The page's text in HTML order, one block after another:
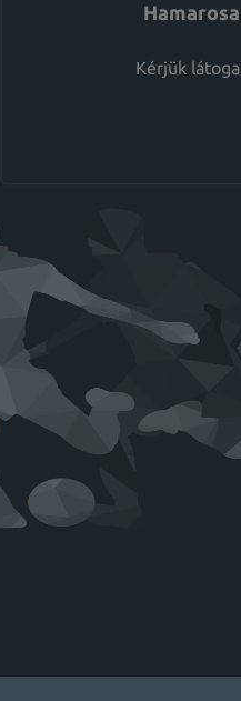
Kérjük